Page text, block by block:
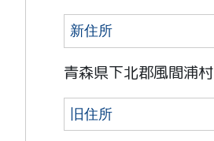
新住所
青森県下北郡風間浦
旧住所